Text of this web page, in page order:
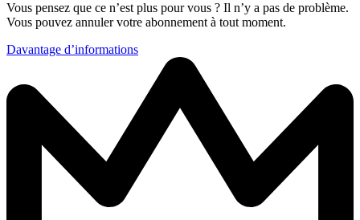
Vous pensez que ce n’est plus pour vous ? Il n’y a pas de problème.
Vous pouvez annuler votre abonnement à tout moment.
Davantage d’informations